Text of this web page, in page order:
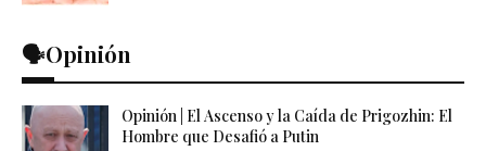
🗣️Opinión
Opinión | El Ascenso y la Caída de Prigozhin: El
Hombre que Desafió a Putin